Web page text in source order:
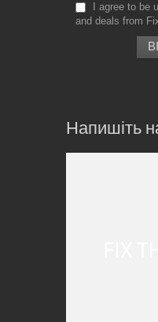
I agree to be
and deals from
Напишіть